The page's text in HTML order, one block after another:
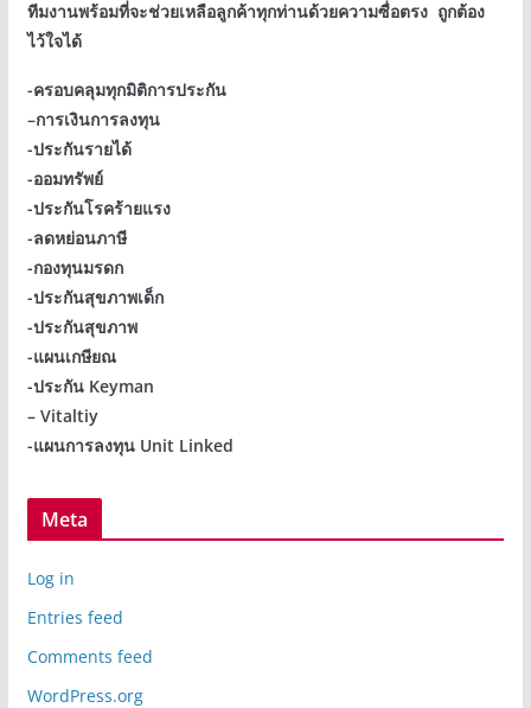
ทีมงานพร้อมที่จะช่วยเหลือลูกค้าทุกท่านด้วยความซื่อตรง ถูกต้อง
ไว้ใจได้
-ครอบคลุมทุกมิติการประกัน
–การเงินการลงทุน
-ประกันรายได้
-ออมทรัพย์
-ประกันโรคร้ายแรง
-ลดหย่อนภาษี
-กองทุนมรดก
-ประกันสุขภาพเด็ก
-ประกันสุขภาพ
-แผนเกษียณ
-ประกัน Keyman
– Vitaltiy
-แผนการลงทุน Unit Linked
Meta
Log in
Entries feed
Comments feed
WordPress.org